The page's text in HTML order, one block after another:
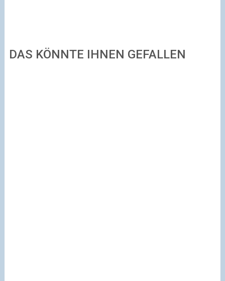
DAS KÖNNTE IHNEN GEFALLEN